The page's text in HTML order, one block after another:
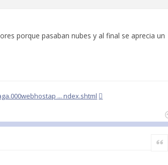
porque pasaban nubes y al final se aprecia un
... ndex.shtml
Citar